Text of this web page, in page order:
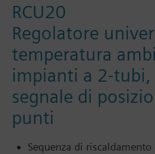
RCU20
Regolatore
temperatura
impianti a 2-tubi,
segnale di
punti
Sequenza di